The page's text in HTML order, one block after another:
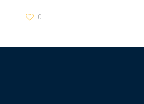
0